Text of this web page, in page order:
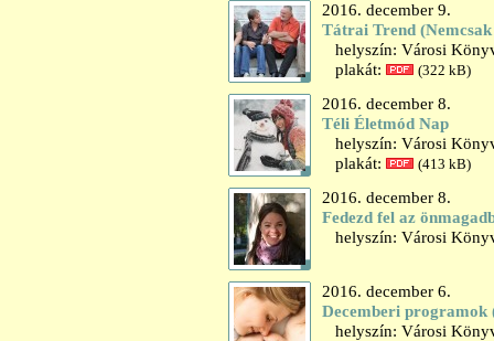
2016. december 9.
Tátrai Trend
helyszín: Városi
plakát:
(322 kB)
2016. december 8.
Téli Életmód Nap
helyszín: Városi
plakát:
(413 kB)
2016. december 8.
Fedezd fel az
helyszín: Városi
2016. december 6.
Decemberi programok
helyszín: Városi